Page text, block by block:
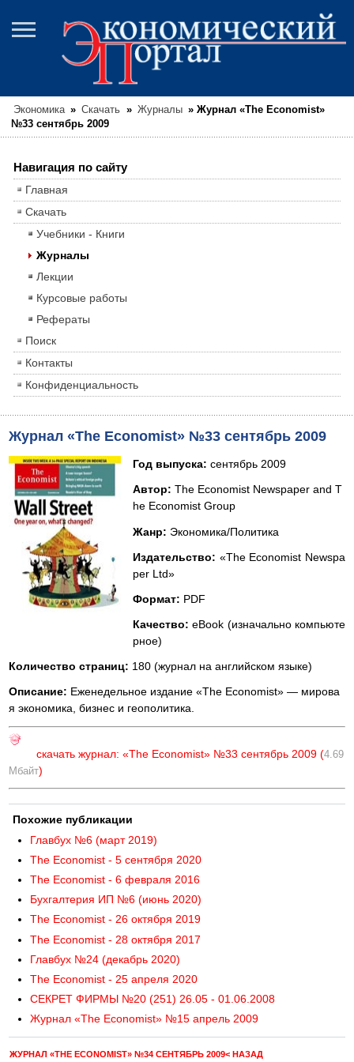
Экономика » Скачать » Журналы » Журнал «The Economist»
№33 сентябрь 2009
Навигация по сайту
Главная
Скачать
Учебники - Книги
Журналы
Лекции
Курсовые работы
Рефераты
Поиск
Контакты
Конфиденциальность
Журнал «The Economist» №33 сентябрь 2009
Год выпуска: сентябрь 2009
Автор: The Economist Newspaper and T
he Economist Group
Жанр: Экономика/Политика
Издательство: «The Economist Newspa
per Ltd»
Формат: PDF
Качество: eBook (изначально компьюте
рное)
Количество страниц: 180 (журнал на английском языке)
Описание: Еженедельное издание «The Economist» — мирова
я экономика, бизнес и геополитика.
скачать журнал: «The Economist» №33 сентябрь 2009 (4.69
Мбайт)
Похожие публикации
Главбух №6 (март 2019)
The Economist - 5 сентября 2020
The Economist - 6 февраля 2016
Бухгалтерия ИП №6 (июнь 2020)
The Economist - 26 октября 2019
The Economist - 28 октября 2017
Главбух №24 (декабрь 2020)
The Economist - 25 апреля 2020
СЕКРЕТ ФИРМЫ №20 (251) 26.05 - 01.06.2008
Журнал «The Economist» №15 апрель 2009
ЖУРНАЛ «THE ECONOMIST» №34 СЕНТЯБРЬ 2009< НАЗАД